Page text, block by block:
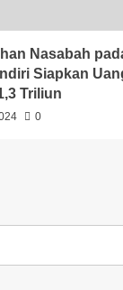
Nasabah
Siapkan
Triliun
0